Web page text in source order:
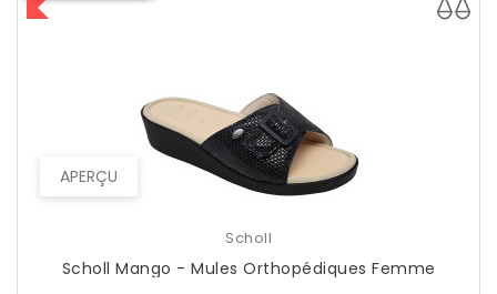
APERÇU
Scholl
Scholl Mango - Mules Orthopédiques Femme